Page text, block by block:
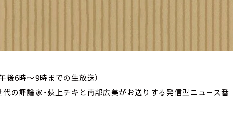
後6時～9時までの生放送）
代の評論家・荻上チキと南部広美がお送りする発信型ニュース番